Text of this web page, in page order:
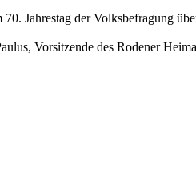
Jahrestag der Volksbefragung
Vorsitzende des Rodener